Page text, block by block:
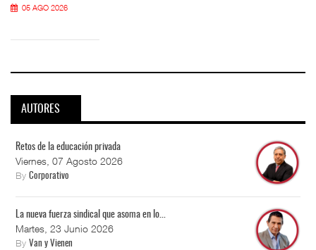
05 AGO 2026
AUTORES
Retos de la educación privada
Viernes, 07 Agosto 2026
By Corporativo
La nueva fuerza sindical que asoma en lo...
Martes, 23 Junio 2026
By Van y Vienen